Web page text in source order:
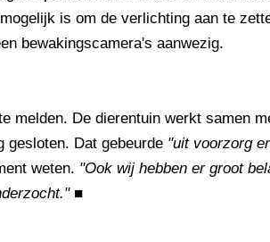
is om de verlichting aan te
bewakingscamera's aanwezig.
melden. De dierentuin werkt samen
gesloten. Dat gebeurde "uit voorzorg
weten. "Ook wij hebben er groot
■